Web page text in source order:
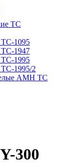
ТС
1095
1947
1995
1995/2
AMH TC
300